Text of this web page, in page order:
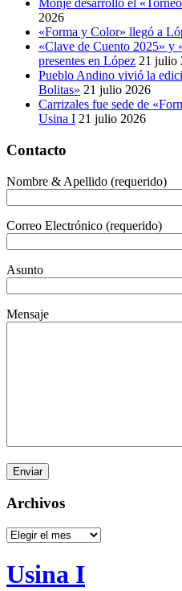
Monje desarrolló el
2026
«Forma y Color» llegó a
«Clave de Cuento 2025» y
presentes en López 21 julio
Pueblo Andino vivió la
Bolitas» 21 julio 2026
Carrizales fue sede de
Usina I 21 julio 2026
Contacto
Nombre & Apellido (requerido)
Correo Electrónico (requerido)
Asunto
Mensaje
Archivos
Archivos
Usina I